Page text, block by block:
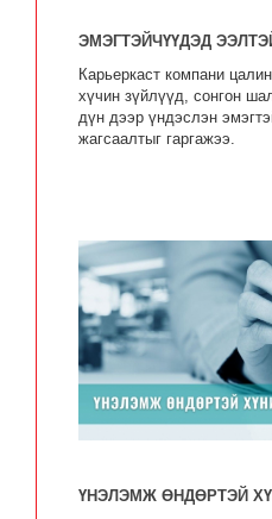
ЭМЭГТЭЙЧҮҮДЭД
Карьеркаст компани
хүчин зүйлүүд, сонгон
дүн дээр үндэслэн
жагсаалтыг гаргажээ.
ҮНЭЛЭМЖ ӨНДӨРТЭЙ